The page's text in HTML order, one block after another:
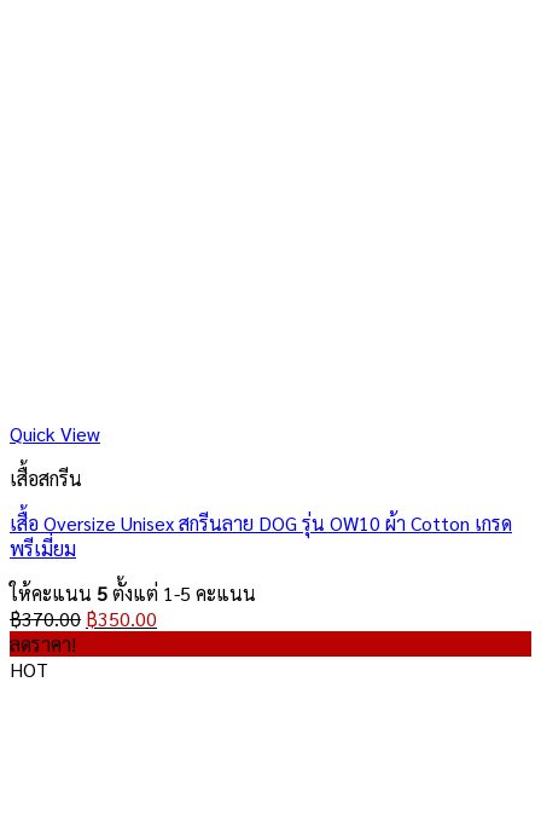
Quick View
เสื้อสกรีน
เสื้อ Oversize Unisex สกรีนลาย DOG รุ่น OW10 ผ้า Cotton เกรด
พรีเมี่ยม
ให้คะแนน 5ตั้งแต่ 1-5 คะแนน
฿370.00 Original
฿350.00
ลดราคา!
HOT